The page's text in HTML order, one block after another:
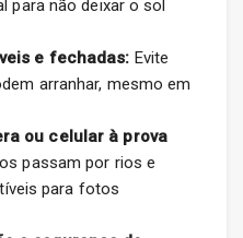
para não deixar o sol
e fechadas: Evite
arranhar, mesmo em
ou celular à prova
passam por rios e
para fotos